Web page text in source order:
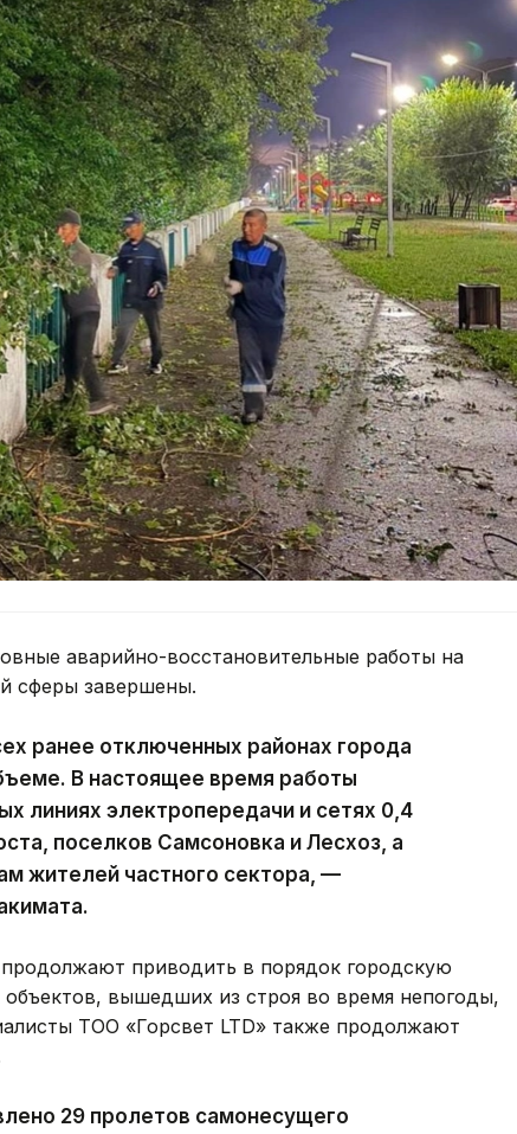
аварийно-восстановительные работы на
сферы завершены.
ранее отключенных районах города
В настоящее время работы
линиях электропередачи и сетях 0,4
поселков Самсоновка и Лесхоз, а
жителей частного сектора, —
приводить в порядок городскую
вышедших из строя во время непогоды,
ТОО «Горсвет LTD» также продолжают
29 пролетов самонесущего